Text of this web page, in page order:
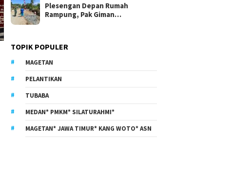
Plesengan Depan Rumah
Rampung, Pak Giman…
TOPIK POPULER
MAGETAN
PELANTIKAN
TUBABA
MEDAN* PMKM* SILATURAHMI*
MAGETAN* JAWA TIMUR* KANG WOTO* ASN